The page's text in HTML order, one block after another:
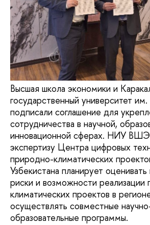
Высшая школа экономики и
государственный университет
подписали соглашение для
сотрудничества в научной,
инновационной сферах. НИУ ВШЭ
экспертизу Центра цифровых
природно-климатических
Узбекистана планирует
риски и возможности реализации
климатических проектов в
осуществлять совместные
образовательные программы.